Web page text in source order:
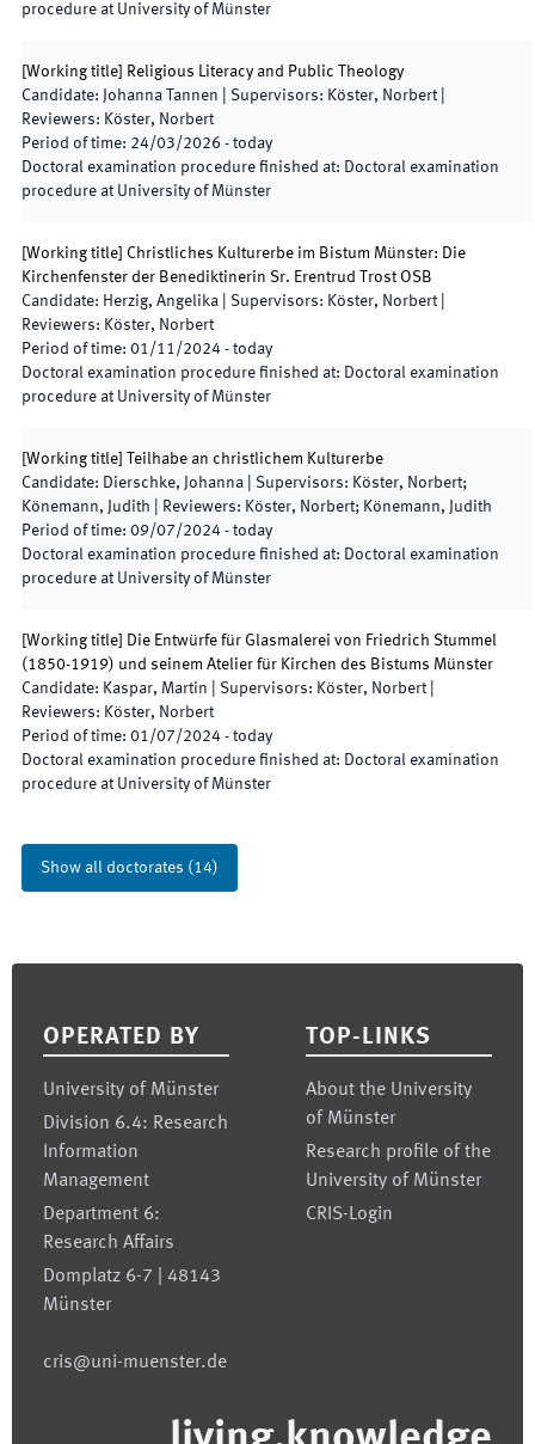
procedure at University of Münster
Working title
Religious Literacy and Public Theology
Candidate: Johanna Tannen Supervisors: Köster, Norbert
Reviewers: Köster, Norbert
Period of time: 24/03/2026 - today
Doctoral examination procedure finished at: Doctoral examination
procedure at University of Münster
Working title Christliches Kulturerbe im Bistum Münster: Die
Kirchenfenster der Benediktinerin Sr. Erentrud Trost OSB
Candidate: Herzig, Angelika Supervisors: Köster, Norbert
Reviewers: Köster, Norbert
Period of time: 01/11/2024 - today
Doctoral examination procedure finished at: Doctoral examination
procedure at University of Münster
Working title
Teilhabe an christlichem Kulturerbe
Candidate: Dierschke, Johanna Supervisors: Köster, Norbert;
Könemann, Judith
Reviewers: Köster, Norbert; Könemann, Judith
Period of time: 09/07/2024 - today
Doctoral examination procedure finished at: Doctoral examination
procedure at University of Münster
Working title
Die Entwürfe für Glasmalerei von Friedrich Stummel
(1850-1919) und seinem Atelier für Kirchen des Bistums Münster
Candidate: Kaspar, Martin Supervisors: Köster, Norbert
Reviewers: Köster, Norbert
Period of time: 01/07/2024 - today
Doctoral examination procedure finished at: Doctoral examination
procedure at University of Münster
Show all doctorates (14)
OPERATED BY
University of Münster
Division 6.4: Research
Information
Management
Department 6:
Research Affairs
Domplatz 6-7 | 48143
Münster
cris@uni-muenster.de
TOP-LINKS
About the University
of Münster
Research profile of the
University of Münster
CRIS-Login